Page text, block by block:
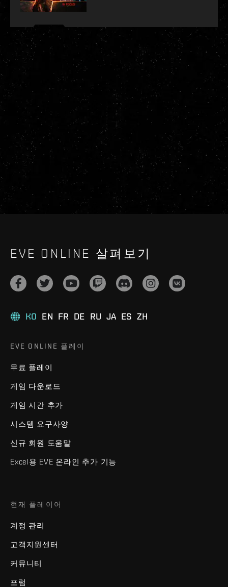
EVE ONLINE 살펴보기
KO EN FR DE RU JA ES ZH
EVE ONLINE 플레이
무료 플레이
게임 다운로드
게임 시간 추가
시스템 요구사양
신규 회원 도움말
Excel용 EVE 온라인 추가 기능
현재 플레이어
계정 관리
고객지원센터
커뮤니티
포럼